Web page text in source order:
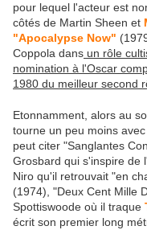
pour lequel l'acteur est
côtés de Martin Sheen et
"Apocalypse Now"
Coppola dans un rôle
nomination à l'Oscar
1980 du meilleur second
Etonnamment, alors au
tourne un peu moins
peut citer "Sanglantes
Grosbard qui s'inspire de
Niro qu'il retrouvait "en
(1974), "Deux Cent Mille
Spottiswoode où il traque
écrit son premier long